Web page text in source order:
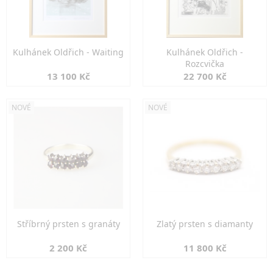
Kulhánek Oldřich - Waiting
13 100 Kč
Kulhánek Oldřich -
Rozcvička
22 700 Kč
NOVÉ
Stříbrný prsten s granáty
2 200 Kč
NOVÉ
Zlatý prsten s diamanty
11 800 Kč